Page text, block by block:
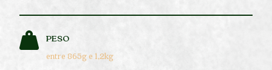
PESO
entre 865g e 1,2kg